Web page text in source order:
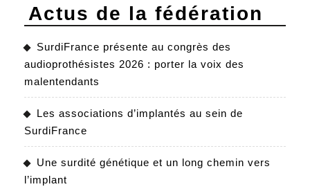
Actus de la fédération
SurdiFrance présente au congrès des
audioprothésistes 2026 : porter la voix des
malentendants
Les associations d’implantés au sein de
SurdiFrance
Une surdité génétique et un long chemin vers
l’implant